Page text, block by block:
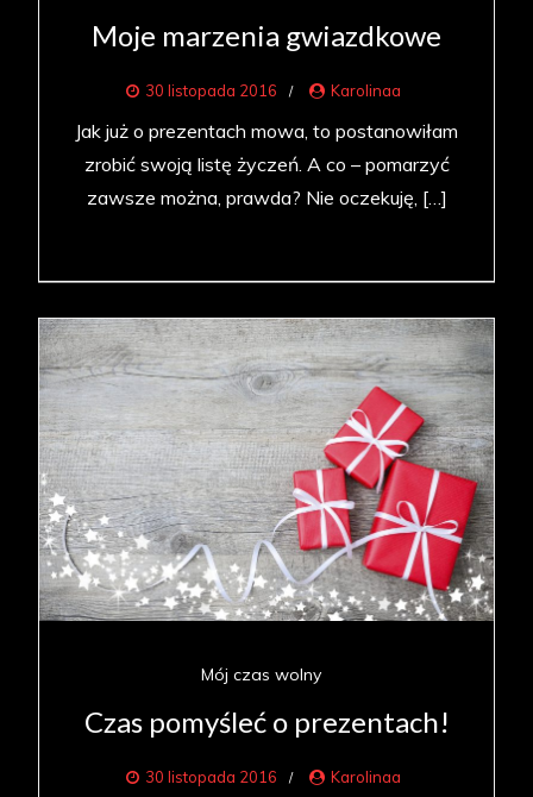
Moje marzenia gwiazdkowe
30 listopada 2016 Karolinaa
Jak już o prezentach mowa, to postanowiłam
zrobić swoją listę życzeń. A co – pomarzyć
zawsze można, prawda? Nie oczekuję, […]
Mój czas wolny
Czas pomyśleć o prezentach!
30 listopada 2016 Karolinaa